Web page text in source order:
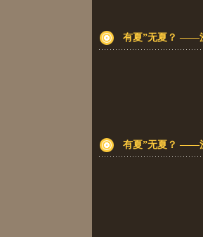
有夏”无夏？ ——
有夏”无夏？ ——